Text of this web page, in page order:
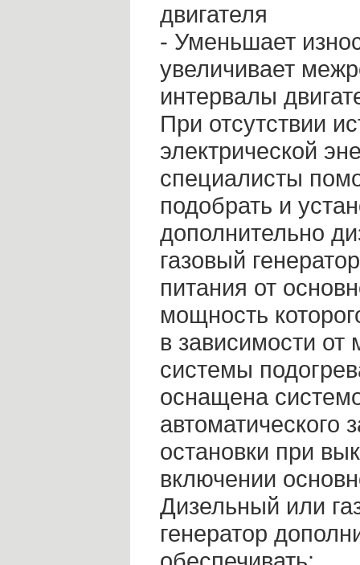
двигателя
- Уменьшает
увеличивает
интервалы
При отсутствии
электрической
специалисты
подобрать и
дополнительно
газовый
питания от
мощность
в зависимости от
системы
оснащена
автоматического
остановки при
включении
Дизельный или
генератор